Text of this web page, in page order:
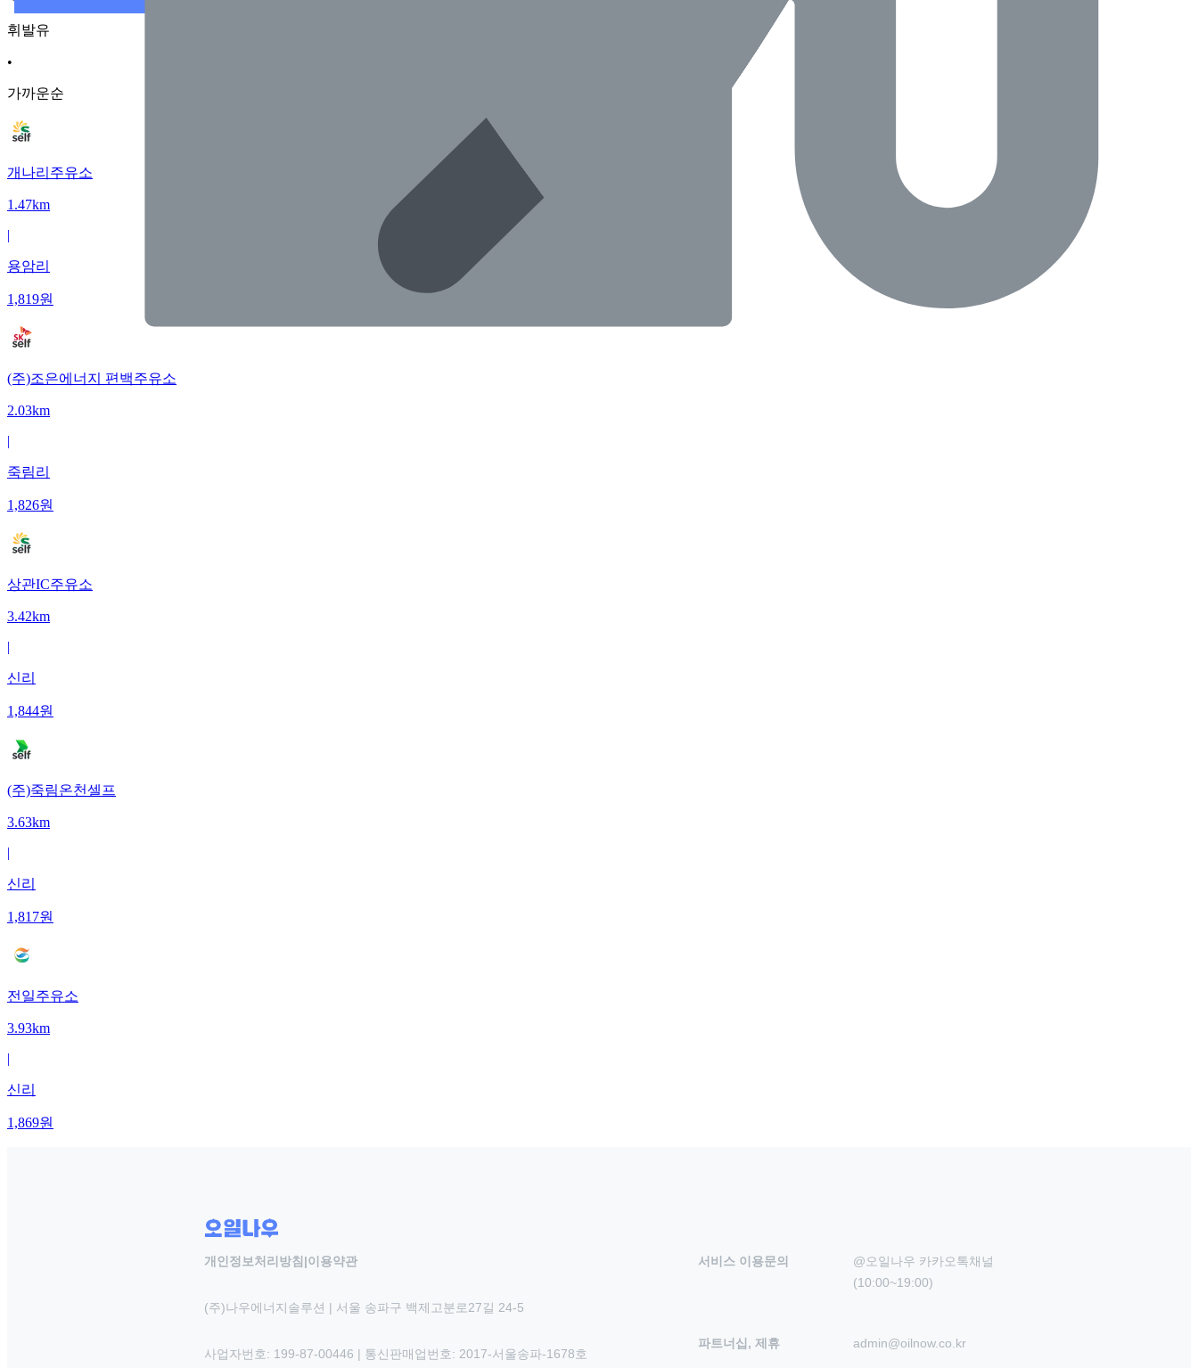
휘발유
•
가까운순
개나리주유소
1.47km
|
용암리
1,819원
(주)조은에너지 편백주유소
2.03km
|
죽림리
1,826원
상관IC주유소
3.42km
|
신리
1,844원
(주)죽림온천셀프
3.63km
|
신리
1,817원
전일주유소
3.93km
|
신리
1,869원
개인정보처리방침|이용약관
(주)나우에너지솔루션 | 서울 송파구 백제고분로27길 24-5
사업자번호: 199-87-00446 | 통신판매업번호: 2017-서울송파-1678호
서비스 이용문의
@오일나우 카카오톡채널
(10:00~19:00)
파트너십, 제휴 admin@oilnow.co.kr